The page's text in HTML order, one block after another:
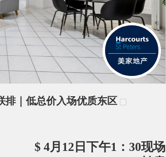
排｜低总价入场优质东区
$ 4月12日下午1：30现场